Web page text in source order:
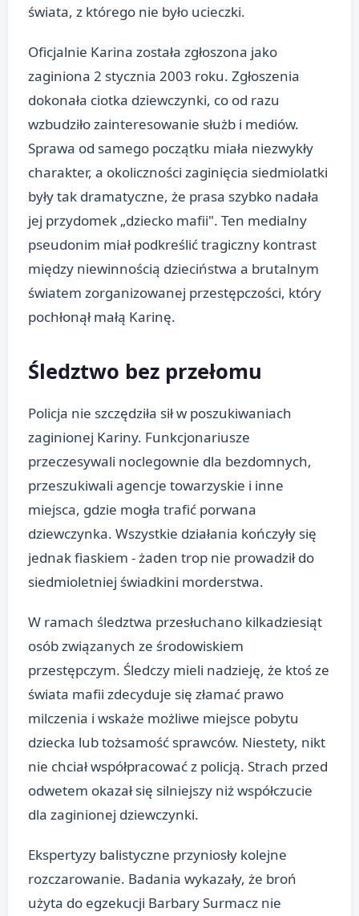
świata, z którego nie było ucieczki.
Oficjalnie Karina została zgłoszona jako
zaginiona 2 stycznia 2003 roku. Zgłoszenia
dokonała ciotka dziewczynki, co od razu
wzbudziło zainteresowanie służb i mediów.
Sprawa od samego początku miała niezwykły
charakter, a okoliczności zaginięcia siedmiolatki
były tak dramatyczne, że prasa szybko nadała
jej przydomek „dziecko mafii". Ten medialny
pseudonim miał podkreślić tragiczny kontrast
między niewinnością dzieciństwa a brutalnym
światem zorganizowanej przestępczości, który
pochłonął małą Karinę.
Śledztwo bez przełomu
Policja nie szczędziła sił w poszukiwaniach
zaginionej Kariny. Funkcjonariusze
przeczesywali noclegownie dla bezdomnych,
przeszukiwali agencje towarzyskie i inne
miejsca, gdzie mogła trafić porwana
dziewczynka. Wszystkie działania kończyły się
jednak fiaskiem - żaden trop nie prowadził do
siedmioletniej świadkini morderstwa.
W ramach śledztwa przesłuchano kilkadziesiąt
osób związanych ze środowiskiem
przestępczym. Śledczy mieli nadzieję, że ktoś ze
świata mafii zdecyduje się złamać prawo
milczenia i wskaże możliwe miejsce pobytu
dziecka lub tożsamość sprawców. Niestety, nikt
nie chciał współpracować z policją. Strach przed
odwetem okazał się silniejszy niż współczucie
dla zaginionej dziewczynki.
Ekspertyzy balistyczne przyniosły kolejne
rozczarowanie. Badania wykazały, że broń
użyta do egzekucji Barbary Surmacz nie